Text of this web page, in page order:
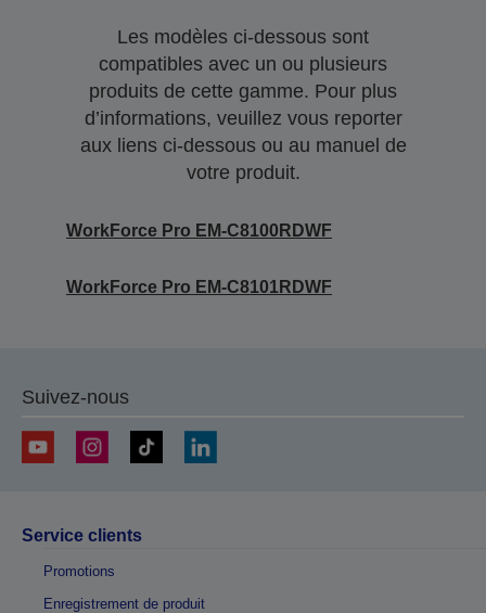
Les modèles ci-dessous sont
compatibles avec un ou plusieurs
produits de cette gamme. Pour plus
d’informations, veuillez vous reporter
aux liens ci-dessous ou au manuel de
votre produit.
WorkForce Pro EM-C8100RDWF
WorkForce Pro EM-C8101RDWF
Suivez-nous
Service clients
Promotions
Enregistrement de produit